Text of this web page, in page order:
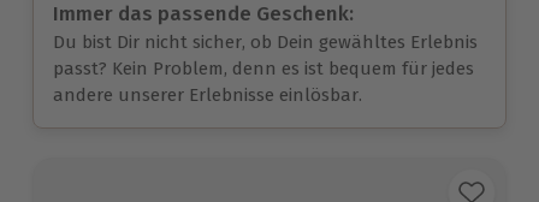
Immer das passende Geschenk:
Du bist Dir nicht sicher, ob Dein gewähltes Erlebnis
passt? Kein Problem, denn es ist bequem für jedes
andere unserer Erlebnisse einlösbar.